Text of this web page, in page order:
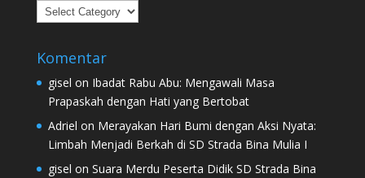
Kategori
Komentar
gisel on Ibadat Rabu Abu: Mengawali Masa
Prapaskah dengan Hati yang Bertobat
Adriel on Merayakan Hari Bumi dengan Aksi Nyata:
Limbah Menjadi Berkah di SD Strada Bina Mulia I
gisel on Suara Merdu Peserta Didik SD Strada Bina